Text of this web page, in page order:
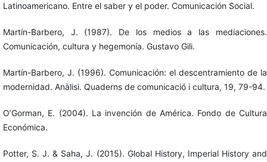
Latinoamericano. Entre el saber y el poder. Comunicación Social.
Martín-Barbero, J. (1987). De los medios a las mediaciones.
Comunicación, cultura y hegemonía. Gustavo Gili.
Martín-Barbero, J. (1996). Comunicación: el descentramiento de la
modernidad. Anàlisi. Quaderns de comunicació i cultura, 19, 79-94.
O’Gorman, E. (2004). La invención de América. Fondo de Cultura
Económica.
Potter, S. J. & Saha, J. (2015). Global History, Imperial History and